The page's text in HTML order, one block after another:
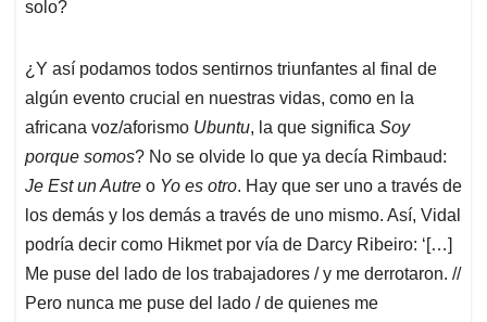
solo?
¿Y así podamos todos sentirnos triunfantes al final de
algún evento crucial en nuestras vidas, como en la
africana voz/aforismo Ubuntu, la que significa Soy
porque somos? No se olvide lo que ya decía Rimbaud:
Je Est un Autre o Yo es otro. Hay que ser uno a través de
los demás y los demás a través de uno mismo. Así, Vidal
podría decir como Hikmet por vía de Darcy Ribeiro: ‘[…]
Me puse del lado de los trabajadores / y me derrotaron. //
Pero nunca me puse del lado / de quienes me